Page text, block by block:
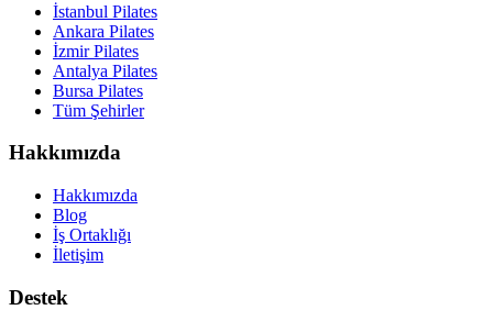
İstanbul Pilates
Ankara Pilates
İzmir Pilates
Antalya Pilates
Bursa Pilates
Tüm Şehirler
Hakkımızda
Hakkımızda
Blog
İş Ortaklığı
İletişim
Destek